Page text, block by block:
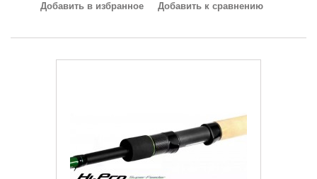
Добавить в избранное Добавить к сравнению